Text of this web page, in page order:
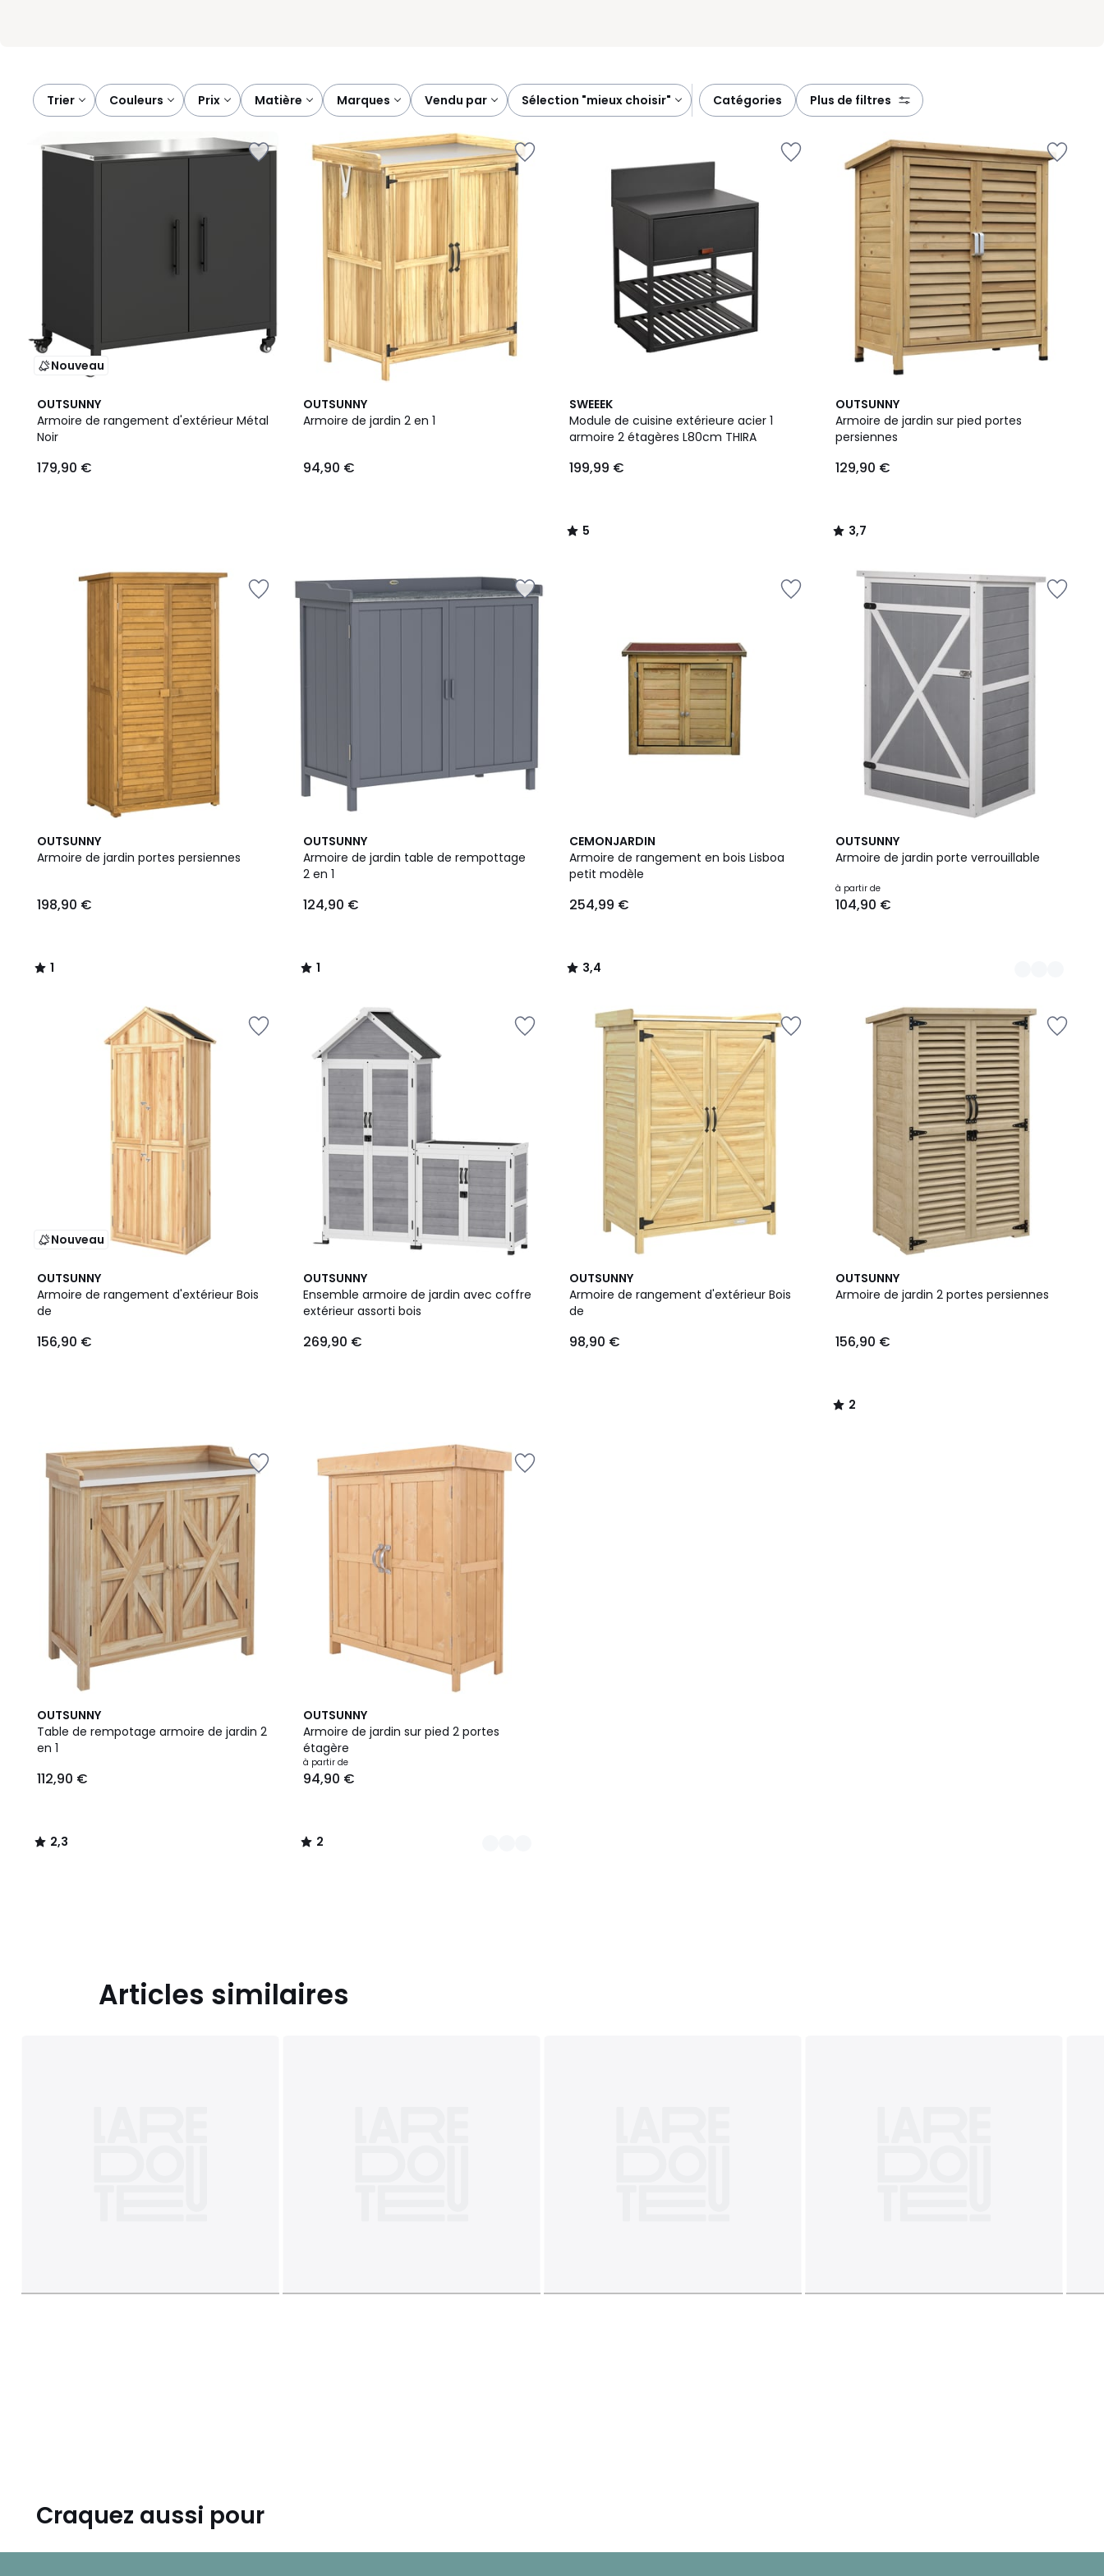
Trier couleurs prix matière marques vendu par sélection "mieux choisir" catégories plus de filtres
Nouveau
OUTSUNNY
Armoire de rangement d'extérieur Métal
Noir
€.
179,90 €
OUTSUNNY
Armoire de jardin 2 en 1
94,90 €
SWEEEK
Module de cuisine extérieure acier 1
armoire 2 étagères L80cm THIRA
199,99 €
5
/
5
5
/
OUTSUNNY
Armoire de jardin sur pied portes
persiennes
129,90 €
3,7
/ 5
3,7
/
OUTSUNNY
Armoire de jardin portes persiennes
198,90 €
1
/
1
/
OUTSUNNY
Armoire de jardin table de rempottage
2 en 1
124,90 €
1
/
5
1
/
CEMONJARDIN
Armoire de rangement en bois Lisboa
petit modèle
254,99 €
3,4
/ 5
3,4
/
OUTSUNNY
Armoire de jardin porte verrouillable
à partir de
104,90 €
2
Couleurs
Nouveau
OUTSUNNY
Armoire de rangement d'extérieur Bois
de
156,90 €
OUTSUNNY
Ensemble armoire de jardin avec coffre
extérieur assorti bois
269,90 €
OUTSUNNY
Armoire de rangement d'extérieur Bois
de
98,90 €
OUTSUNNY
Armoire de jardin 2 portes persiennes
156,90 €
2
/
2
/
OUTSUNNY
Table de rempotage armoire de jardin 2
en 1
112,90 €
2,3
/ 5
2,3
/
OUTSUNNY
Armoire de jardin sur pied 2 portes
étagère
à partir de
94,90 €
2
/
5
2
Couleurs
2
/
Articles similaires
Craquez aussi pour